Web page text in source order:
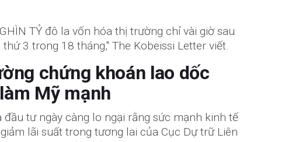
TỶ đô la vốn hóa thị trường chỉ vài giờ sau
3 trong 18 tháng," The Kobeissi Letter viết.
chứng khoán lao dốc
Mỹ mạnh
tư ngày càng lo ngại rằng sức mạnh kinh tế
lãi suất trong tương lai của Cục Dự trữ Liên